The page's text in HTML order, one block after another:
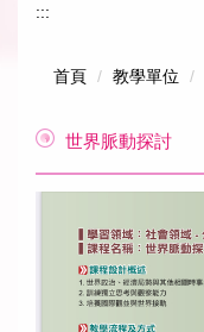
:::
首頁 教學單位
世界脈動探討